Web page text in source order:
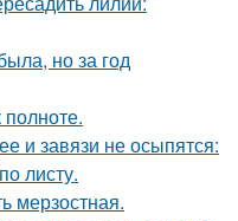
но за год
и завязи не осыпятся:
листу.
мерзостная.